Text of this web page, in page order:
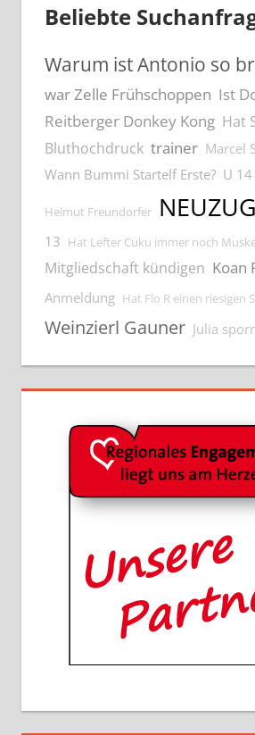
Beliebte
Warum ist Antonio so
war Zelle Frühschoppen Ist
Reitberger Donkey Kong Hat
Bluthochdruck trainer Marcel
Wann Bummi Startelf Erste? U 14
Helmut Freundorfer
13 Hat Lefter Cuku immer noch
Mitgliedschaft kündigen Koan
Anmeldung Hat Flo R einen riesigen
Weinzierl Gauner Julia